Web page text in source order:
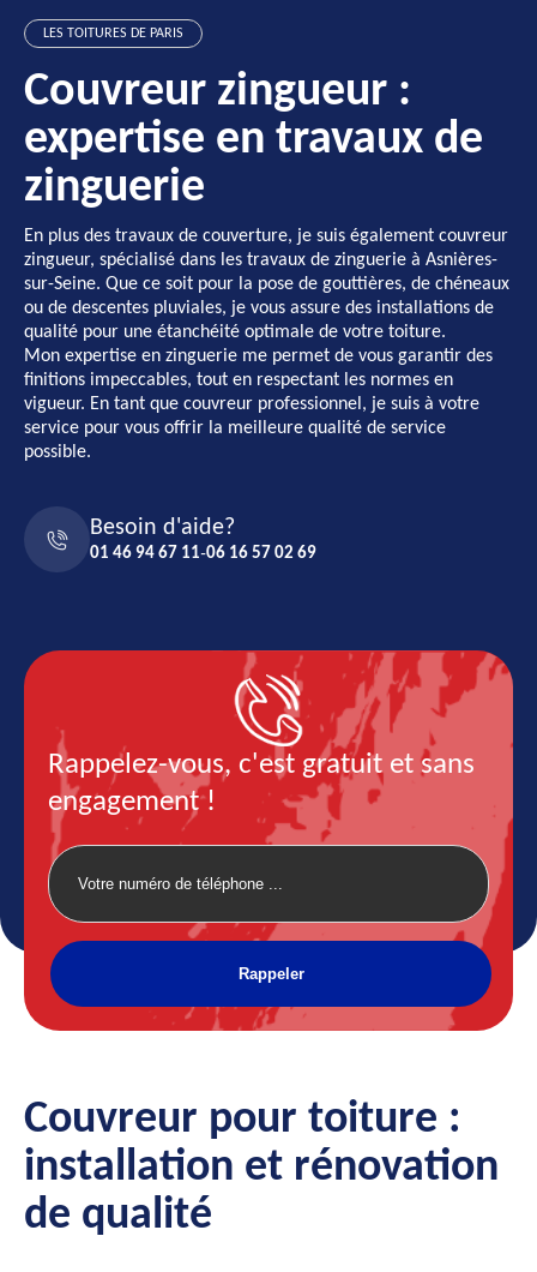
Peinture Paris 13
- Expertise et
LES TOITURES DE PARIS
Couvreur zingueur :
expertise en travaux de
zinguerie
En plus des travaux de couverture, je suis également couvreur
zingueur, spécialisé dans les travaux de zinguerie à Asnières-
sur-Seine. Que ce soit pour la pose de gouttières, de chéneaux
ou de descentes pluviales, je vous assure des installations de
qualité pour une étanchéité optimale de votre toiture.
Mon expertise en zinguerie me permet de vous garantir des
finitions impeccables, tout en respectant les normes en
vigueur. En tant que couvreur professionnel, je suis à votre
service pour vous offrir la meilleure qualité de service
possible.
Besoin d'aide?
01 46 94 67 11-06 16 57 02 69
Rappelez-vous, c'est gratuit et sans
engagement !
Couvreur pour toiture :
installation et rénovation
de qualité